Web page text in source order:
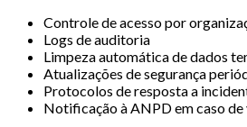
Controle de acesso por
Logs de auditoria
Limpeza automática de dados
Atualizações de segurança
Protocolos de resposta a
Notificação à ANPD em caso